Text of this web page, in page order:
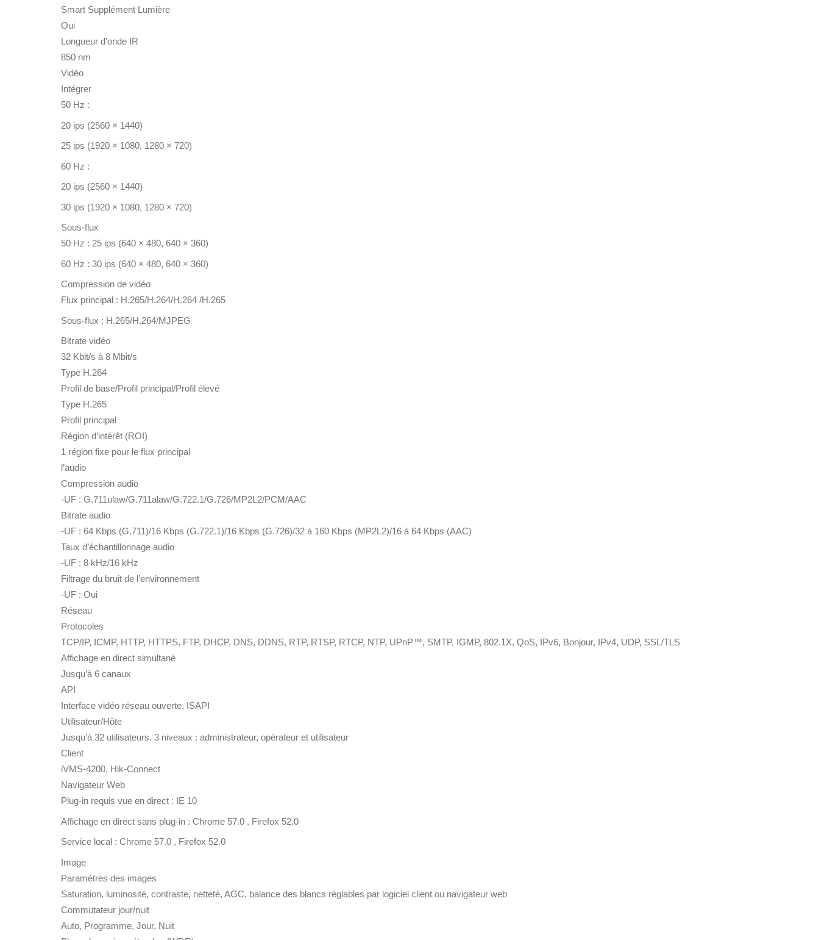
Smart Supplément Lumière
Oui
Longueur d’onde IR
850 nm
Vidéo
Intégrer
50 Hz :
20 ips (2560 × 1440)
25 ips (1920 × 1080, 1280 × 720)
60 Hz :
20 ips (2560 × 1440)
30 ips (1920 × 1080, 1280 × 720)
Sous-flux
50 Hz : 25 ips (640 × 480, 640 × 360)
60 Hz : 30 ips (640 × 480, 640 × 360)
Compression de vidéo
Flux principal : H.265/H.264/H.264 /H.265
Sous-flux : H.265/H.264/MJPEG
Bitrate vidéo
32 Kbit/s à 8 Mbit/s
Type H.264
Profil de base/Profil principal/Profil élevé
Type H.265
Profil principal
Région d’intérêt (ROI)
1 région fixe pour le flux principal
l’audio
Compression audio
-UF : G.711ulaw/G.711alaw/G.722.1/G.726/MP2L2/PCM/AAC
Bitrate audio
-UF : 64 Kbps (G.711)/16 Kbps (G.722.1)/16 Kbps (G.726)/32 à 160 Kbps (MP2L2)/16 à 64 Kbps (AAC)
Taux d’échantillonnage audio
-UF : 8 kHz/16 kHz
Filtrage du bruit de l’environnement
-UF : Oui
Réseau
Protocoles
TCP/IP, ICMP, HTTP, HTTPS, FTP, DHCP, DNS, DDNS, RTP, RTSP, RTCP, NTP, UPnP™, SMTP, IGMP, 802.1X, QoS, IPv6, Bonjour, IPv4, UDP, SSL/TLS
Affichage en direct simultané
Jusqu’à 6 canaux
API
Interface vidéo réseau ouverte, ISAPI
Utilisateur/Hôte
Jusqu’à 32 utilisateurs. 3 niveaux : administrateur, opérateur et utilisateur
Client
iVMS-4200, Hik-Connect
Navigateur Web
Plug-in requis vue en direct : IE 10
Affichage en direct sans plug-in : Chrome 57.0 , Firefox 52.0
Service local : Chrome 57.0 , Firefox 52.0
Image
Paramètres des images
Saturation, luminosité, contraste, netteté, AGC, balance des blancs réglables par logiciel client ou navigateur web
Commutateur jour/nuit
Auto, Programme, Jour, Nuit